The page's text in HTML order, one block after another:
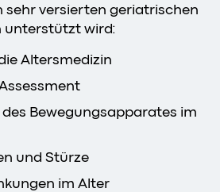
sehr versierten geriatrischen
unterstützt wird:
Altersmedizin
Bewegungsapparates im
und Stürze
im Alter